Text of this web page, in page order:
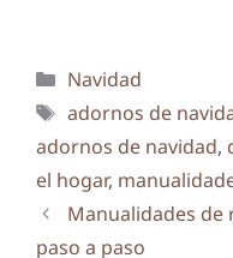
Categorías
Navidad
Etiquetas
adornos de
adornos de navidad,
el hogar,
Manualidades de
paso a paso